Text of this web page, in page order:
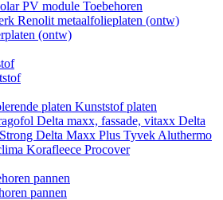
PV module Toebehoren
Renolit metaalfolieplaten (ontw)
(ontw)
platen Kunststof platen
Delta maxx, fassade, vitaxx Delta
Delta Maxx Plus Tyvek Aluthermo
Korafleece Procover
pannen
pannen